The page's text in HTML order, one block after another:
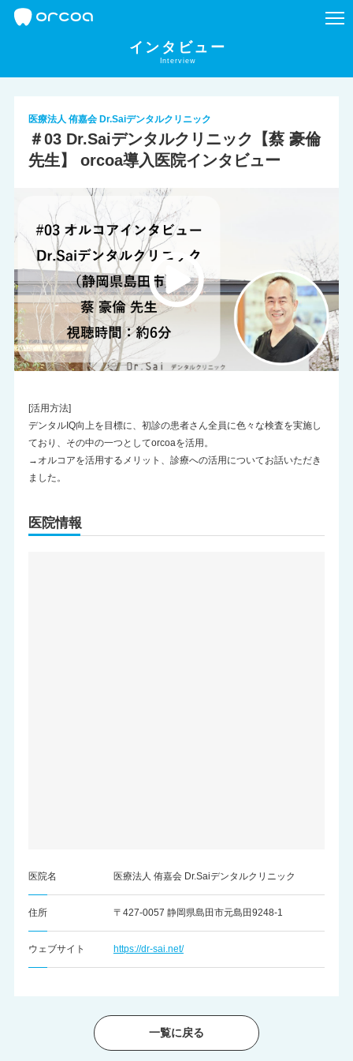
インタビュー
Interview
医療法人 侑嘉会 Dr.Saiデンタルクリニック
＃03 Dr.Saiデンタルクリニック【蔡 豪倫
先生】 orcoa導入医院インタビュー
[活用方法]
デンタルIQ向上を目標に、初診の患者さん全員に色々な検査を実施し
ており、その中の一つとしてorcoaを活用。
→オルコアを活用するメリット、診療への活用についてお話いただき
ました。
医院情報
医院名 医療法人 侑嘉会 Dr.Saiデンタルクリニック
住所 〒427-0057 静岡県島田市元島田9248-1
ウェブサイト https://dr-sai.net/
一覧に戻る